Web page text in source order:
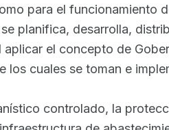
para el funcionamiento
planifica, desarrolla,
el concepto de
cuales se toman e
controlado, la